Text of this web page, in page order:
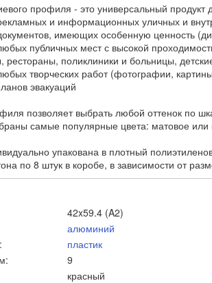
профиля - это универсальный продукт
и информационных уличных и
имеющих особенную ценность
публичных мест с высокой
рестораны, поликлиники и больницы,
творческих работ (фотографии,
эвакуаций
позволяет выбрать любой оттенок по
самые популярные цвета: матовое
упакована в плотный
по 8 штук в коробе, в зависимости от
42x59.4 (A2)
алюминий
пластик
9
красный